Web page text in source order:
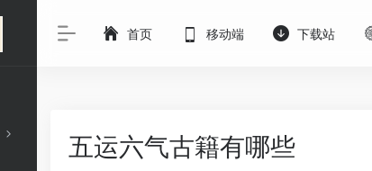
首页 移动端 下载站
五运六气古籍有哪些